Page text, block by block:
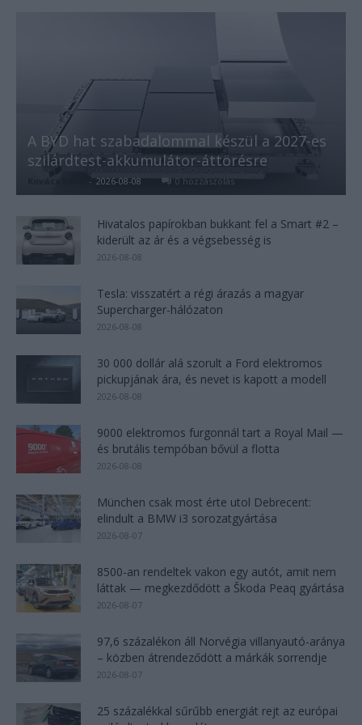
A BYD hat szabadalommal készül a 2027-es
szilárdtest-akkumulátor-áttörésre
- 2026-08-08 0 hozzászólás
Hivatalos papírokban bukkant fel a Smart #2 –
kiderült az ár és a végsebesség is
2026-08-08
Tesla: visszatért a régi árazás a magyar
Supercharger-hálózaton
2026-08-08
30 000 dollár alá szorult a Ford elektromos
pickupjának ára, és nevet is kapott a modell
2026-08-08
9000 elektromos furgonnál tart a Royal Mail —
és brutális tempóban bővül a flotta
2026-08-08
München csak most érte utol Debrecent:
elindult a BMW i3 sorozatgyártása
2026-08-07
8500-an rendeltek vakon egy autót, amit nem
láttak — megkezdődött a Škoda Peaq gyártása
2026-08-07
97,6 százalékon áll Norvégia villanyautó-aránya
– közben átrendeződött a márkák sorrendje
2026-08-07
25 százalékkal sűrűbb energiát rejt az európai